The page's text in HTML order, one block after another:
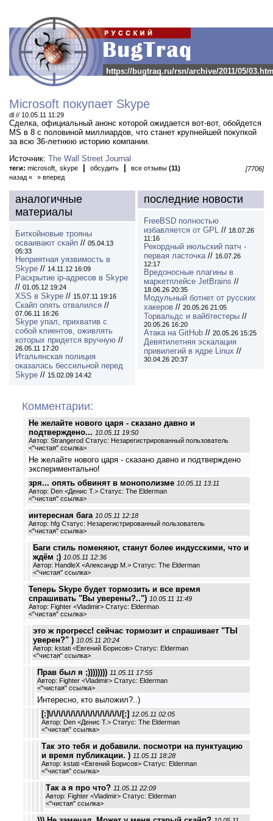
https://bugtraq.ru/rsn/archive/2011/05/
Microsoft покупает Skype
dl // 10.05.11 11:29
Сделка, официальный анонс которой ожидается вот-вот, обойдется
MS в 8 с половиной миллиардов, что станет крупнейшей покупкой
за всю 36-летнюю историю компании.
Источник: The Wall Street Journal
теги: microsoft, skype обсудить все отзывы (11)
[7706]
назад «
» вперед
аналогичные
материалы
Биткойновые трояны
осваивают скайп // 05.04.13
05:33
Неприятная уязвимость в
Skype // 14.11.12 16:09
Раскрытие ip-адресов в Skype
// 01.05.12 19:24
XSS в Skype // 15.07.11 19:16
Скайп опять отвалился //
07.06.11 16:26
Skype упал, прихватив с
собой клиентов, оживлять
которых придется вручную //
26.05.11 17:20
Итальянская полиция
оказалась бессильной перед
Skype // 15.02.09 14:42
последние новости
FreeBSD полностью
избавляется от GPL // 18.07.26
11:16
Рекордный июльский патч -
первая ласточка// 16.07.26
12:17
Вредоносные плагины в
маркетплейсе JetBrains //
18.06.26 20:35
Модульный ботнет от русских
хакеров // 20.05.26 21:05
Торвальдс и вайбтестеры //
20.05.26 16:20
Атака на GitHub // 20.05.26 15:25
Девятилетняя эскалация
привилегий в ядре Linux //
30.04.26 20:37
Комментарии:
Не желайте нового царя - сказано давно и
подтверждено... 10.05.11 19:50
Автор: Strangerod Статус: Незарегистрированный пользователь
<"чистая" ссылка>
Не желайте нового царя - сказано давно и подтверждено
экспериментально!
зря... опять обвинят в монополизме 10.05.11 13:11
Автор: Den <Денис Т.> Статус: The Elderman
<"чистая" ссылка>
интересная бага 10.05.11 12:18
Автор: hfg Статус: Незарегистрированный пользователь
<"чистая" ссылка>
Баги стиль поменяют, станут более индусскими, что и
ждём ;) 10.05.11 12:36
Автор: HandleX <Александр М.> Статус: The Elderman
<"чистая" ссылка>
Теперь Skype будет тормозить и все время
спрашивать "Вы уверены?..") 10.05.11 11:49
Автор: Fighter <Vladimir> Статус: Elderman
<"чистая" ссылка>
это ж прогресс! сейчас тормозит и спрашивает "ТЫ
уверен?" ) 10.05.11 20:24
Автор: kstati <Евгений Борисов> Статус: Elderman
<"чистая" ссылка>
Прав был я ;)))))))) 11.05.11 17:55
Автор: Fighter <Vladimir> Статус: Elderman
<"чистая" ссылка>
Интересно, кто выложил?..)
[:]\/\/\/\/\/\/\/\/\/\/\/\/\/\/\/[:] 12.05.11 02:05
Автор: Den <Денис Т.> Статус: The Elderman
<"чистая" ссылка>
Так это тебя и добавили. посмотри на пунктуацию
и время публикации. ) 11.05.11 18:28
Автор: kstati <Евгений Борисов> Статус: Elderman
<"чистая" ссылка>
Так а я про что? 11.05.11 22:09
Автор: Fighter <Vladimir> Статус: Elderman
<"чистая" ссылка>